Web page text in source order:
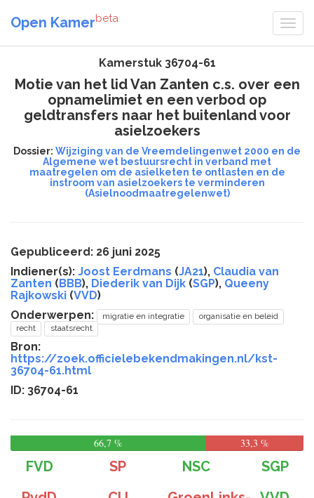
Open Kamerbeta
Kamerstuk 36704-61
Motie van het lid Van Zanten c.s. over een
opnamelimiet en een verbod op
geldtransfers naar het buitenland voor
asielzoekers
Dossier: Wijziging van de Vreemdelingenwet 2000 en de
Algemene wet bestuursrecht in verband met
maatregelen om de asielketen te ontlasten en de
instroom van asielzoekers te verminderen
(Asielnoodmaatregelenwet)
Gepubliceerd: 26 juni 2025
Indiener(s): Joost Eerdmans (JA21), Claudia van
Zanten (BBB), Diederik van Dijk (SGP), Queeny
Rajkowski (VVD)
Onderwerpen:
migratie en integratie
organisatie en beleid
recht
staatsrecht
Bron:
https://zoek.officielebekendmakingen.nl/kst-
36704-61.html
ID: 36704-61
66,7 % 33,3 %
FVD SP NSC
SGP